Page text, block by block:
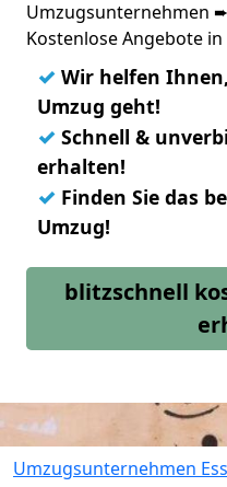
Umzugsunternehmen
Kostenlose Angebote in
✓ Wir helfen
Umzug geht!
✓ Schnell &
erhalten!
✓ Finden Sie das
Umzug!
blitzschnell
Umzugsunternehmen